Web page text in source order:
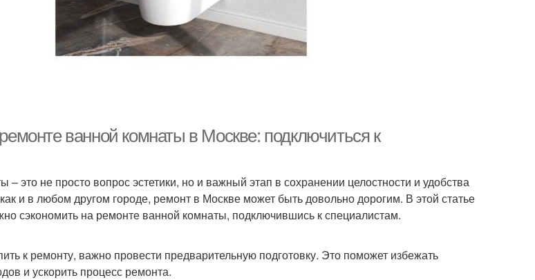
ванной комнаты в Москве: подключиться к
– это не просто вопрос эстетики, но и важный этап в сохранении целостности и удобства
и в любом другом городе, ремонт в Москве может быть довольно дорогим. В этой статье
сэкономить на ремонте ванной комнаты, подключившись к специалистам.
к ремонту, важно провести предварительную подготовку. Это поможет избежать
и ускорить процесс ремонта.